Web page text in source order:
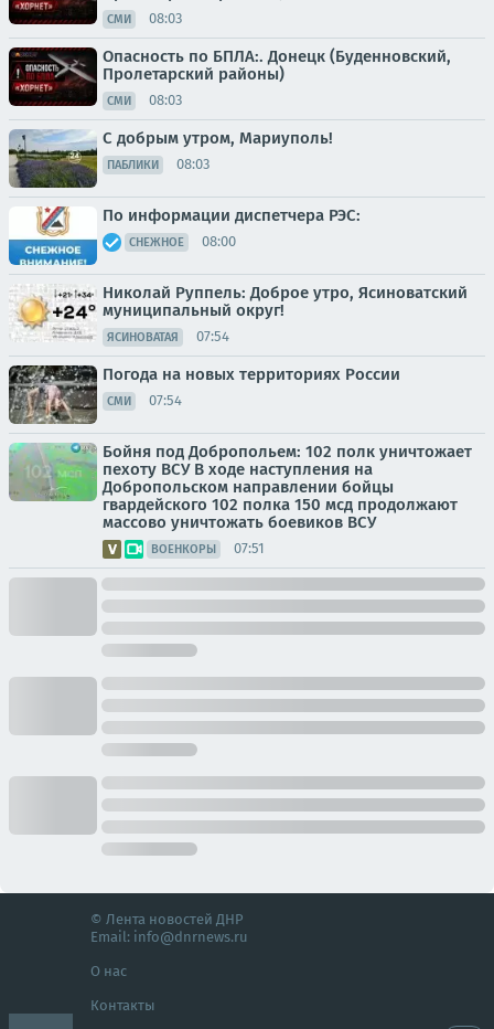
СМИ 08:03
Опасность по БПЛА:. Донецк (Буденновский,
Пролетарский районы)
СМИ 08:03
С добрым утром, Мариуполь!
ПАБЛИКИ 08:03
По информации диспетчера РЭС:
СНЕЖНОЕ 08:00
Николай Руппель: Доброе утро, Ясиноватский
муниципальный округ!
ЯСИНОВАТАЯ 07:54
Погода на новых территориях России
СМИ 07:54
Бойня под Добропольем: 102 полк уничтожает
пехоту ВСУ В ходе наступления на
Добропольском направлении бойцы
гвардейского 102 полка 150 мсд продолжают
массово уничтожать боевиков ВСУ
ВОЕНКОРЫ 07:51
© Лента новостей ДНР
Email: info@dnrnews.ru
О нас
Контакты